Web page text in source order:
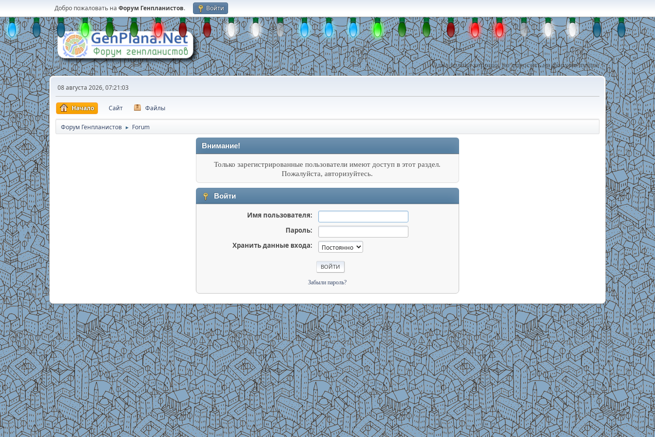
Добро пожаловать на Форум Генпланистов. Войти
Одна голова хорошо, но спросить на форуме лучше !
08 августа 2026, 07:21:03
Начало Сайт Файлы
Форум Генпланистов ► Forum
Внимание!
Только зарегистрированные пользователи имеют доступ в этот раздел.
Пожалуйста, авторизуйтесь.
Войти
Имя пользователя:
Пароль:
Хранить данные входа:
Забыли пароль?